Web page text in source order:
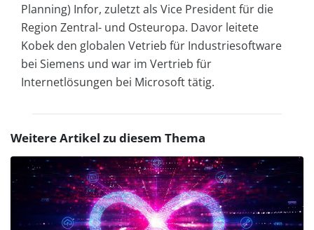
Planning) Infor, zuletzt als Vice President für die
Region Zentral- und Osteuropa. Davor leitete
Kobek den globalen Vetrieb für Industriesoftware
bei Siemens und war im Vertrieb für
Internetlösungen bei Microsoft tätig.
Weitere Artikel zu diesem Thema